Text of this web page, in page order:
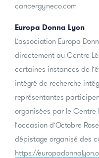
cancergyneco.com
Europa Donna Lyon
L’association Europa
directement au Centre
certaines instances de
intégré de recherche
représentantes
organisées par le Centre
l’occasion d’Octobre
dépistage organisé des
https://